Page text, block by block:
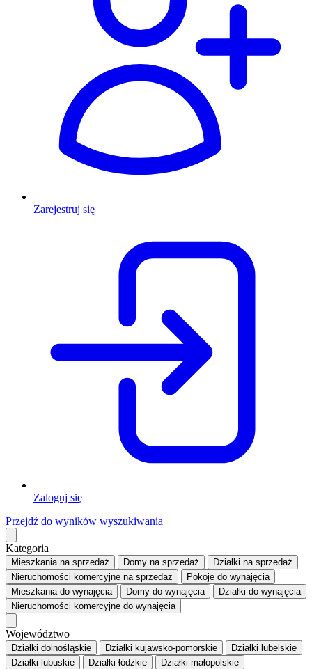
Zarejestruj się
Zaloguj się
Przejdź do wyników wyszukiwania
Kategoria
Mieszkaniana sprzedaż Domy na sprzedaż Działki na sprzedaż
Nieruchomości komercyjne na sprzedaż Pokoje do wynajęcia
Mieszkaniado wynajęcia Domy do wynajęcia Działki do wynajęcia
Nieruchomości komercyjne do wynajęcia
Województwo
Działki dolnośląskie Działki kujawsko-pomorskie
Działki lubelskie
Działki lubuskie
Działki łódzkie
Działki małopolskie